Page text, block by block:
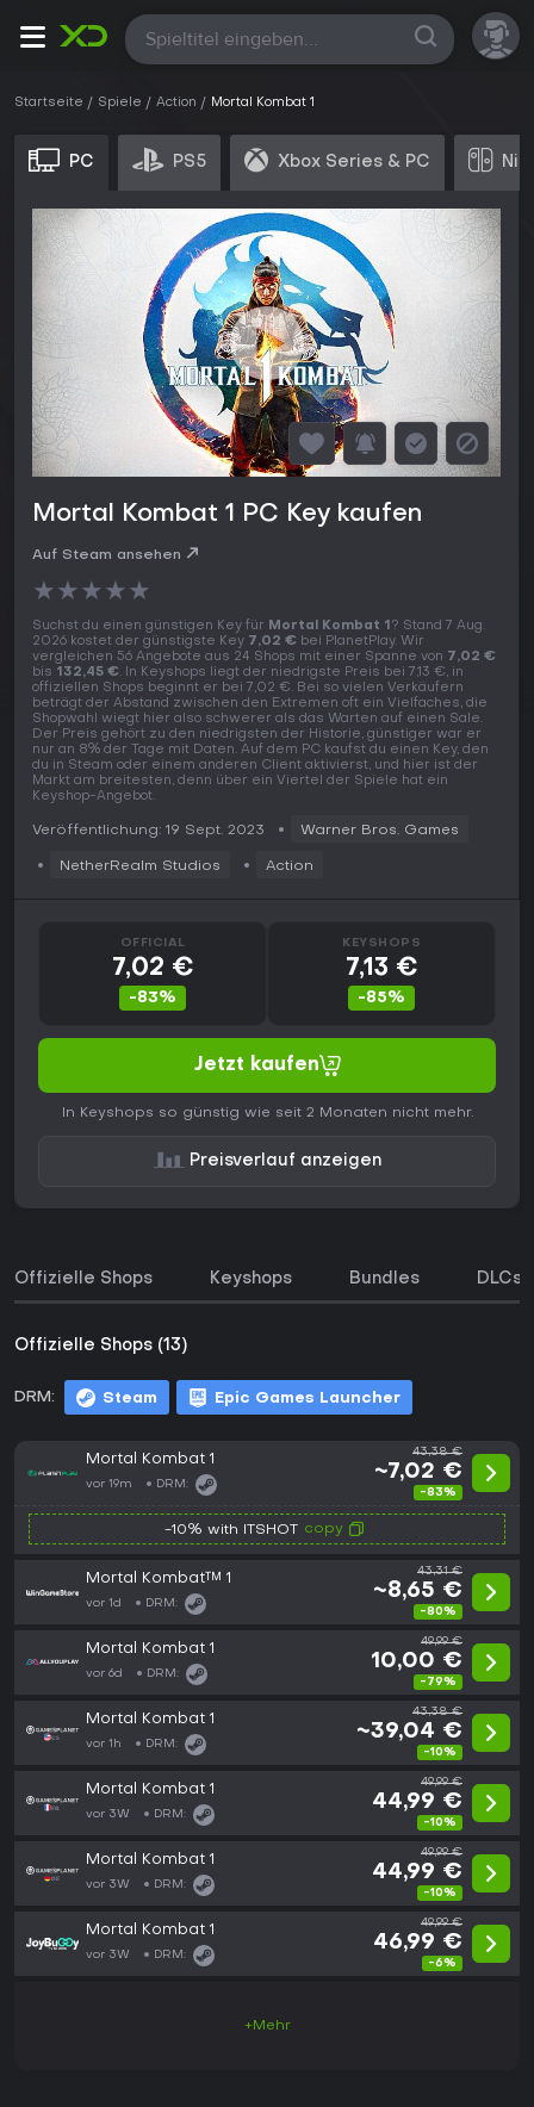
Alle
Startseite Spiele Action Mortal Kombat 1
PC PS5 Xbox Series & PC
Mortal Kombat 1 PC Key kaufen
Auf Steam ansehen
★★★★★
Suchst du einen günstigen Key für Mortal Kombat 1? Stand 7 Aug.
2026 kostet der günstigste Key 7,02 € bei PlanetPlay. Wir
vergleichen 56 Angebote aus 24 Shops mit einer Spanne von 7,02 €
bis 132,45 €. In Keyshops liegt der niedrigste Preis bei 7,13 €, in
offiziellen Shops beginnt er bei 7,02 €. Bei so vielen Verkäufern
beträgt der Abstand zwischen den Extremen oft ein Vielfaches, die
Shopwahl wiegt hier also schwerer als das Warten auf einen Sale.
Der Preis gehört zu den niedrigsten der Historie, günstiger war er
nur an 8% der Tage mit Daten. Auf dem PC kaufst du einen Key, den
du in Steam oder einem anderen Client aktivierst, und hier ist der
Markt am breitesten, denn über ein Viertel der Spiele hat ein
Keyshop-Angebot.
Veröffentlichung: 19 Sept. 2023 Warner Bros. Games
NetherRealm Studios Action
OFFICIAL
7,02 €
-83%
KEYSHOPS
7,13 €
-85%
Jetzt kaufen
In Keyshops so günstig wie seit 2 Monaten nicht mehr.
Preisverlauf anzeigen
Offizielle Shops Keyshops Bundles DLCs
Offizielle Shops (13)
DRM: Steam Epic Games Launcher
Mortal Kombat 1
vor 19m DRM:
43,38 €
~7,02 €
-83%
-10% with ITSHOT copy
Mortal Kombat™ 1
vor 1d DRM:
43,31 €
~8,65 €
-80%
Mortal Kombat 1
vor 6d DRM:
49,99 €
10,00 €
-79%
Mortal Kombat 1
vor 1h DRM:
43,38 €
~39,04 €
-10%
Mortal Kombat 1
vor 3W DRM:
49,99 €
44,99 €
-10%
Mortal Kombat 1
vor 3W DRM:
49,99 €
44,99 €
-10%
Mortal Kombat 1
vor 3W DRM:
49,99 €
46,99 €
-6%
+Mehr